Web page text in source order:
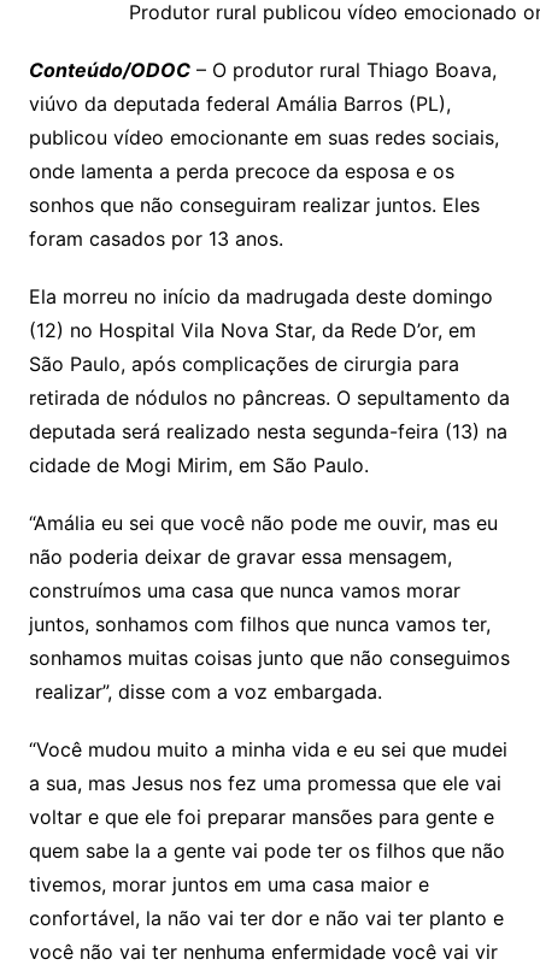
Li
n
k
s
A
p
p
gr
a
m
e
dI
n
l
gl
e
Cl
a
sr
o
m
s
s
a
g
e
lo
o
k.
c
o
m
y
p
e
h
o
o
M
ai
l
e
a
d
s
ai
l
ar
e
Produtor rural publicou vídeo emocionado
Conteúdo/ODOC – O produtor rural Thiago Boava,
viúvo da deputada federal Amália Barros (PL),
publicou vídeo emocionante em suas redes sociais,
onde lamenta a perda precoce da esposa e os
sonhos que não conseguiram realizar juntos. Eles
foram casados por 13 anos.
Ela morreu no início da madrugada deste domingo
(12) no Hospital Vila Nova Star, da Rede D’or, em
São Paulo, após complicações de cirurgia para
retirada de nódulos no pâncreas. O sepultamento da
deputada será realizado nesta segunda-feira (13) na
cidade de Mogi Mirim, em São Paulo.
“Amália eu sei que você não pode me ouvir, mas eu
não poderia deixar de gravar essa mensagem,
construímos uma casa que nunca vamos morar
juntos, sonhamos com filhos que nunca vamos ter,
sonhamos muitas coisas junto que não conseguimos
realizar”, disse com a voz embargada.
“Você mudou muito a minha vida e eu sei que mudei
a sua, mas Jesus nos fez uma promessa que ele vai
voltar e que ele foi preparar mansões para gente e
quem sabe la a gente vai pode ter os filhos que não
tivemos, morar juntos em uma casa maior e
confortável, la não vai ter dor e não vai ter planto e
você não vai ter nenhuma enfermidade você vai vir